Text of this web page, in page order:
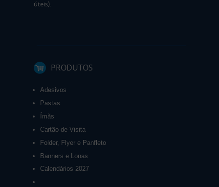
úteis).
PRODUTOS
Adesivos
Pastas
Ímãs
Cartão de Visita
Folder, Flyer e Panfleto
Banners e Lonas
Calendários 2027